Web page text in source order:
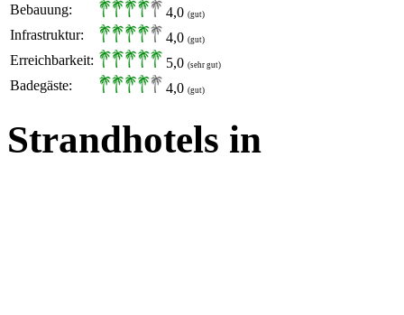
Bebauung: 4,0 (gut)
Infrastruktur: 4,0 (gut)
Erreichbarkeit: 5,0 (sehr gut)
Badegäste: 4,0 (gut)
Strandhotels in